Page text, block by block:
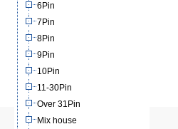
6Pin
7Pin
8Pin
9Pin
10Pin
11-30Pin
Over 31Pin
Mix house